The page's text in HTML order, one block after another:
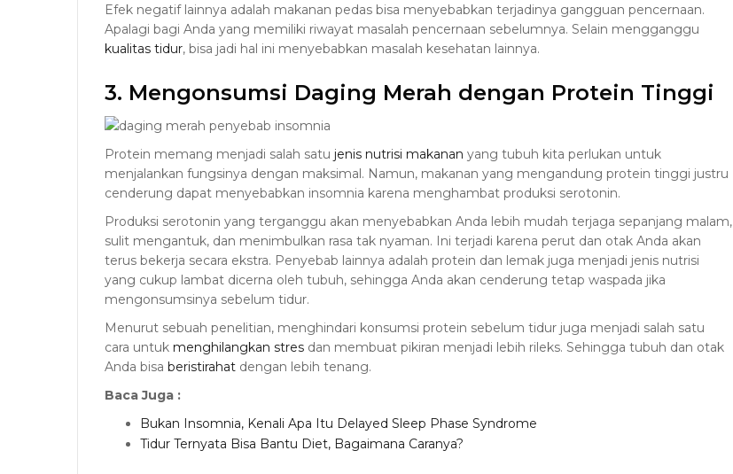
Efek negatif lainnya adalah makanan pedas bisa menyebabkan terjadinya gangguan pencernaan.
Apalagi bagi Anda yang memiliki riwayat masalah pencernaan sebelumnya. Selain mengganggu
kualitas tidur, bisa jadi hal ini menyebabkan masalah kesehatan lainnya.
3. Mengonsumsi Daging Merah dengan Protein Tinggi
Protein memang menjadi salah satu jenis nutrisi makanan yang tubuh kita perlukan untuk
menjalankan fungsinya dengan maksimal. Namun, makanan yang mengandung protein tinggi justru
cenderung dapat menyebabkan insomnia karena menghambat produksi serotonin.
Produksi serotonin yang terganggu akan menyebabkan Anda lebih mudah terjaga sepanjang malam,
sulit mengantuk, dan menimbulkan rasa tak nyaman. Ini terjadi karena perut dan otak Anda akan
terus bekerja secara ekstra. Penyebab lainnya adalah protein dan lemak juga menjadi jenis nutrisi
yang cukup lambat dicerna oleh tubuh, sehingga Anda akan cenderung tetap waspada jika
mengonsumsinya sebelum tidur.
Menurut sebuah penelitian, menghindari konsumsi protein sebelum tidur juga menjadi salah satu
cara untuk menghilangkan stres dan membuat pikiran menjadi lebih rileks. Sehingga tubuh dan otak
Anda bisa beristirahat dengan lebih tenang.
Baca Juga :
Bukan Insomnia, Kenali Apa Itu Delayed Sleep Phase Syndrome
Tidur Ternyata Bisa Bantu Diet, Bagaimana Caranya?